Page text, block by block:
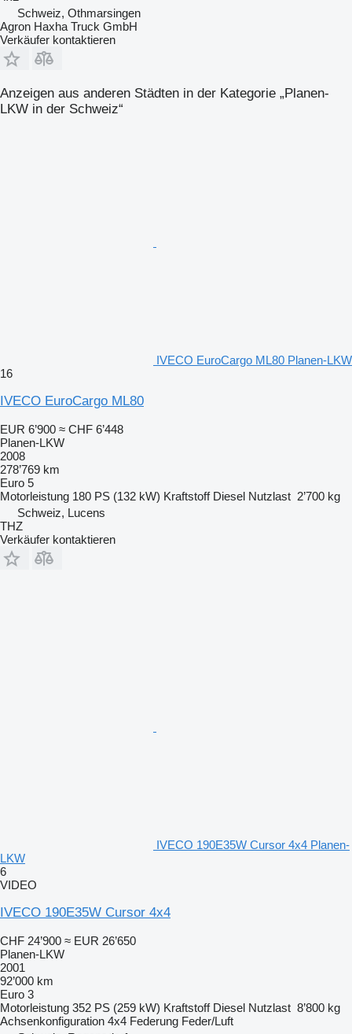
Schweiz, Othmarsingen
Agron Haxha Truck GmbH
Verkäufer kontaktieren
Anzeigen aus anderen Städten in der Kategorie „Planen-
LKW in der Schweiz“
IVECO EuroCargo ML80 Planen-LKW
16
IVECO EuroCargo ML80
EUR 6’900 ≈ CHF 6’448
Planen-LKW
2008
278’769 km
Euro 5
Motorleistung 180 PS (132 kW) Kraftstoff Diesel Nutzlast 2’700 kg
Schweiz, Lucens
THZ
Verkäufer kontaktieren
IVECO 190E35W Cursor 4x4 Planen-
LKW
6
VIDEO
IVECO 190E35W Cursor 4x4
CHF 24’900 ≈ EUR 26’650
Planen-LKW
2001
92’000 km
Euro 3
Motorleistung 352 PS (259 kW) Kraftstoff Diesel Nutzlast 8’800 kg
Achsenkonfiguration 4x4 Federung Feder/Luft